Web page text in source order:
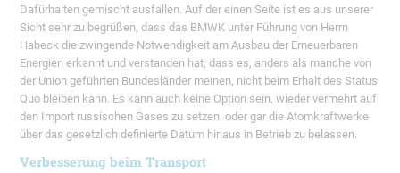
Dafürhalten gemischt ausfallen. Auf der einen Seite ist es aus unserer
Sicht sehr zu begrüßen, dass das BMWK unter Führung von Herrn
Habeck die zwingende Notwendigkeit am Ausbau der Erneuerbaren
Energien erkannt und verstanden hat, dass es, anders als manche von
der Union geführten Bundesländer meinen, nicht beim Erhalt des Status
Quo bleiben kann. Es kann auch keine Option sein, wieder vermehrt auf
den Import russischen Gases zu setzen oder gar die Atomkraftwerke
über das gesetzlich definierte Datum hinaus in Betrieb zu belassen.
Verbesserung beim Transport